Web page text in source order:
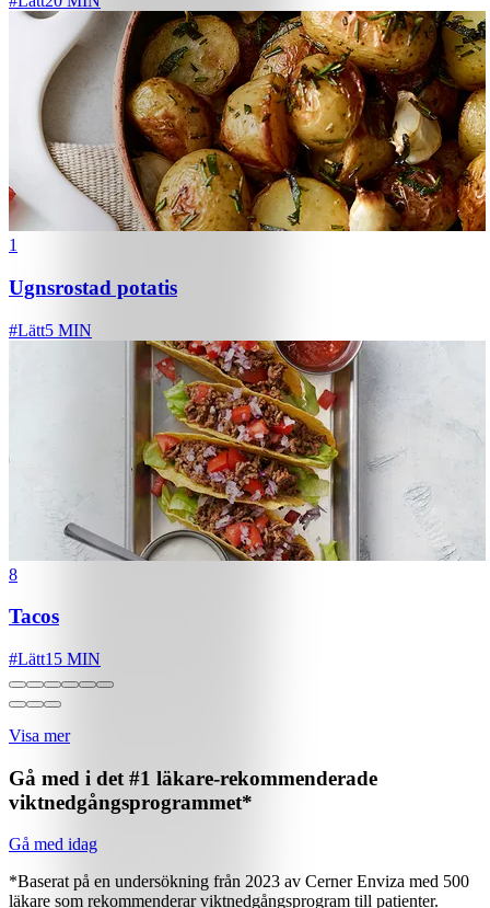
1
Ugnsrostad potatis
#Lätt5 MIN
8
Tacos
#Lätt15 MIN
Visa mer
Gå med i det #1 läkare-rekommenderade
viktnedgångsprogrammet*
Gå med idag
*Baserat på en undersökning från 2023 av Cerner Enviza med 500
läkare som rekommenderar viktnedgångsprogram till patienter.